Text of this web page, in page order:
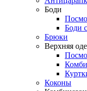
Боди
Боди
Брюки
Верхняя
Коконы